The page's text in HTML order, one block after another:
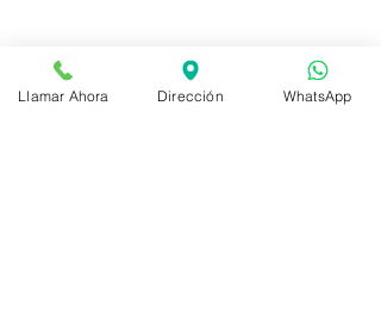
Llamar Ahora Dirección WhatsApp